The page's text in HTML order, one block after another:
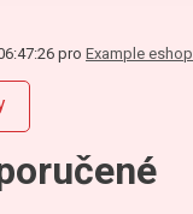
pro Example eshop